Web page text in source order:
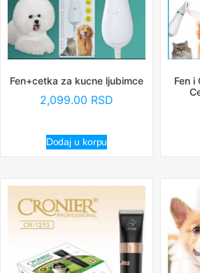
Fen+cetka za kucne ljubimce
2,099.00 RSD
Dodaj u korpu
Fen i